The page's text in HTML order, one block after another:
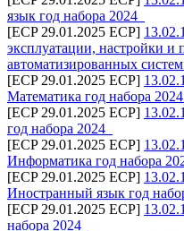
язык год набора 2024_
[ECP 29.01.2025 ECP]
эксплуатации, настройки и
автоматизированных
[ECP 29.01.2025 ECP]
Математика год набора 2024_
[ECP 29.01.2025 ECP]
год набора 2024_
[ECP 29.01.2025 ECP]
Информатика год набора
[ECP 29.01.2025 ECP]
Иностранный язык год
[ECP 29.01.2025 ECP]
набора 2024_